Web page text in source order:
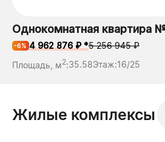
Однокомнатная квартира
-6% 4 962 876 ₽ *5 256 945 ₽
Площадь, м2:35.58Этаж:16/25
Жилые комплексы